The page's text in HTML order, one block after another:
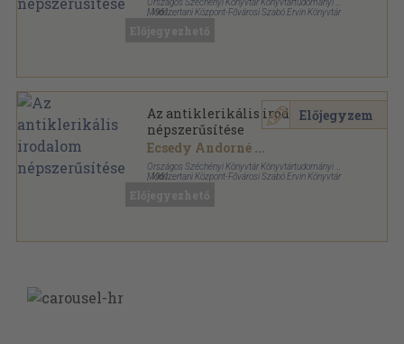
Országos Széchényi Könyvtár Könyvtártudományi és
Módszertani Központ-Fővárosi Szabó Ervin Könyvtár
,1961
Az antiklerikális irodalom
népszerűsítése
Ecsedy Andorné ...
Országos Széchényi Könyvtár Könyvtártudományi és
Módszertani Központ-Fővárosi Szabó Ervin Könyvtár
,1961
Előjegyzem